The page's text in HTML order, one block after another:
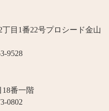
目1番22号プロシード金山
9528
18番一階
0802